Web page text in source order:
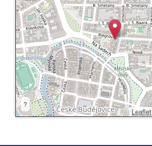
?
Leaflet